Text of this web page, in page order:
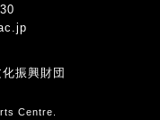
振興財団
Centre.